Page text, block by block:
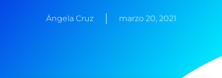
Ángela Cruz marzo 20, 2021